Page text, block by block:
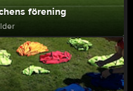
förening